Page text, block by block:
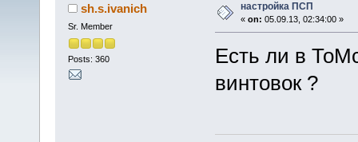
sh.s.ivanich
Sr. Member
Posts: 360
настройка ПСП
« on: 05.09.13, 02:34:00 »
Есть ли в
винтовок ?